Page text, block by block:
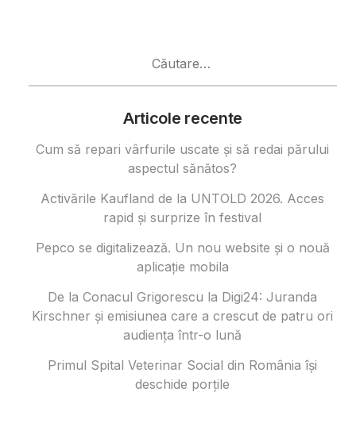
Articole recente
Cum să repari vârfurile uscate și să redai părului
aspectul sănătos?
Activările Kaufland de la UNTOLD 2026. Acces
rapid și surprize în festival
Pepco se digitalizează. Un nou website și o nouă
aplicație mobila
De la Conacul Grigorescu la Digi24: Juranda
Kirschner și emisiunea care a crescut de patru ori
audiența într-o lună
Primul Spital Veterinar Social din România își
deschide porțile